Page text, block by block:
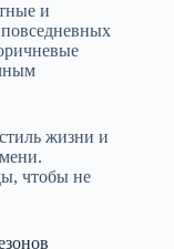
и
жизни и
чтобы не